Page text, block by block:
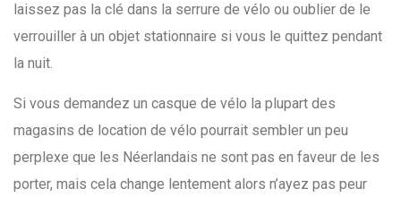
laissez pas la clé dans la serrure de vélo ou oublier de le
verrouiller à un objet stationnaire si vous le quittez pendant
la nuit.
Si vous demandez un casque de vélo la plupart des
magasins de location de vélo pourrait sembler un peu
perplexe que les Néerlandais ne sont pas en faveur de les
porter, mais cela change lentement alors n’ayez pas peur